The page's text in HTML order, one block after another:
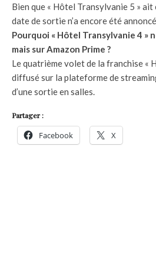
Bien que « Hôtel Transylvanie 5 »
date de sortie n’a encore été
Pourquoi « Hôtel Transylvanie 4 »
mais sur Amazon Prime ?
Le quatrième volet de la franchise «
diffusé sur la plateforme de
d’une sortie en salles.
Partager :
Facebook X